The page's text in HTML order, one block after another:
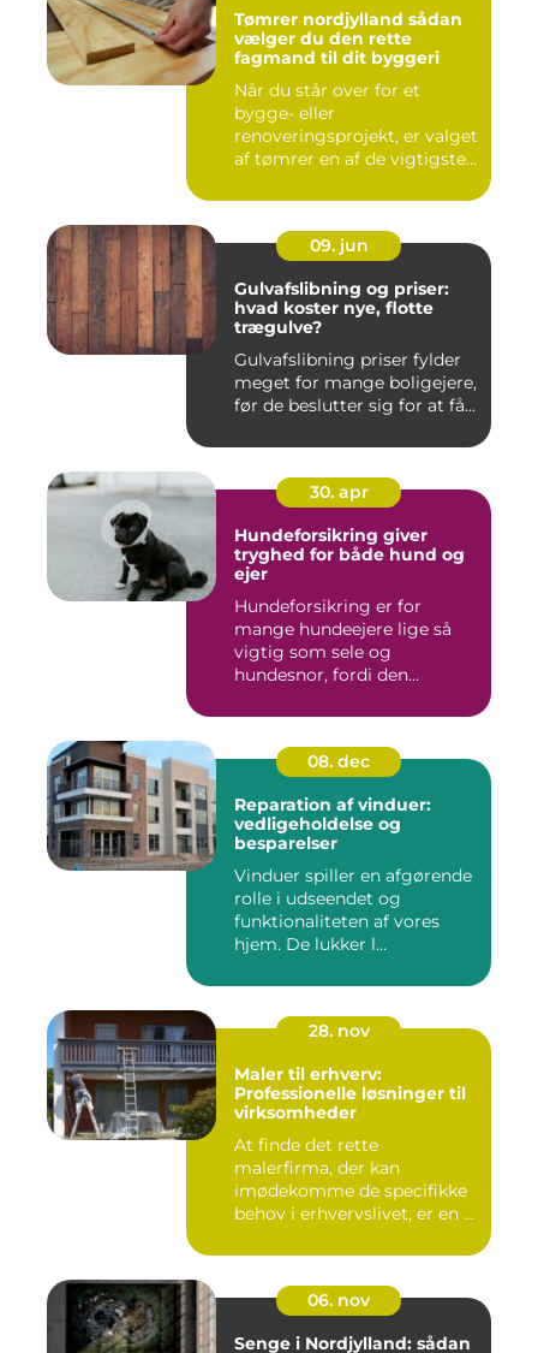
Tømrer nordjylland sådan
vælger du den rette
fagmand til dit byggeri
Når du står over for et
bygge- eller
renoveringsprojekt, er valget
af tømrer en af de vigtigste
09. jun
Gulvafslibning og priser:
hvad koster nye, flotte
trægulve?
Gulvafslibning priser fylder
meget for mange boligejere,
før de beslutter sig for at få...
30. apr
Hundeforsikring giver
tryghed for både hund og
ejer
Hundeforsikring er for
mange hundeejere lige så
vigtig som sele og
hundesnor, fordi den
08. dec
Reparation af vinduer:
vedligeholdelse og
besparelser
Vinduer spiller en afgørende
rolle i udseendet og
funktionaliteten af vores
hjem. De lukker l...
28. nov
Maler til erhverv:
Professionelle løsninger til
virksomheder
At finde det rette
malerfirma, der kan
imødekomme de specifikke
behov i erhvervslivet, er en ...
06. nov
Senge i Nordjylland: sådan